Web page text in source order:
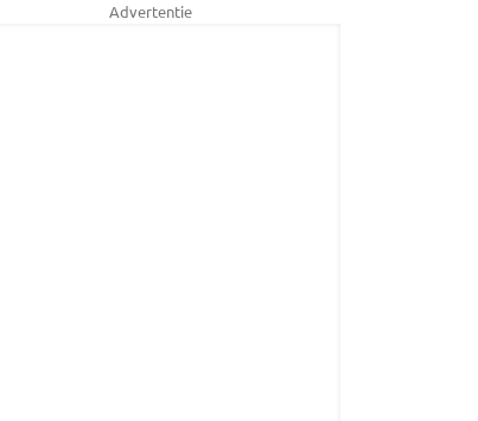
Advertentie